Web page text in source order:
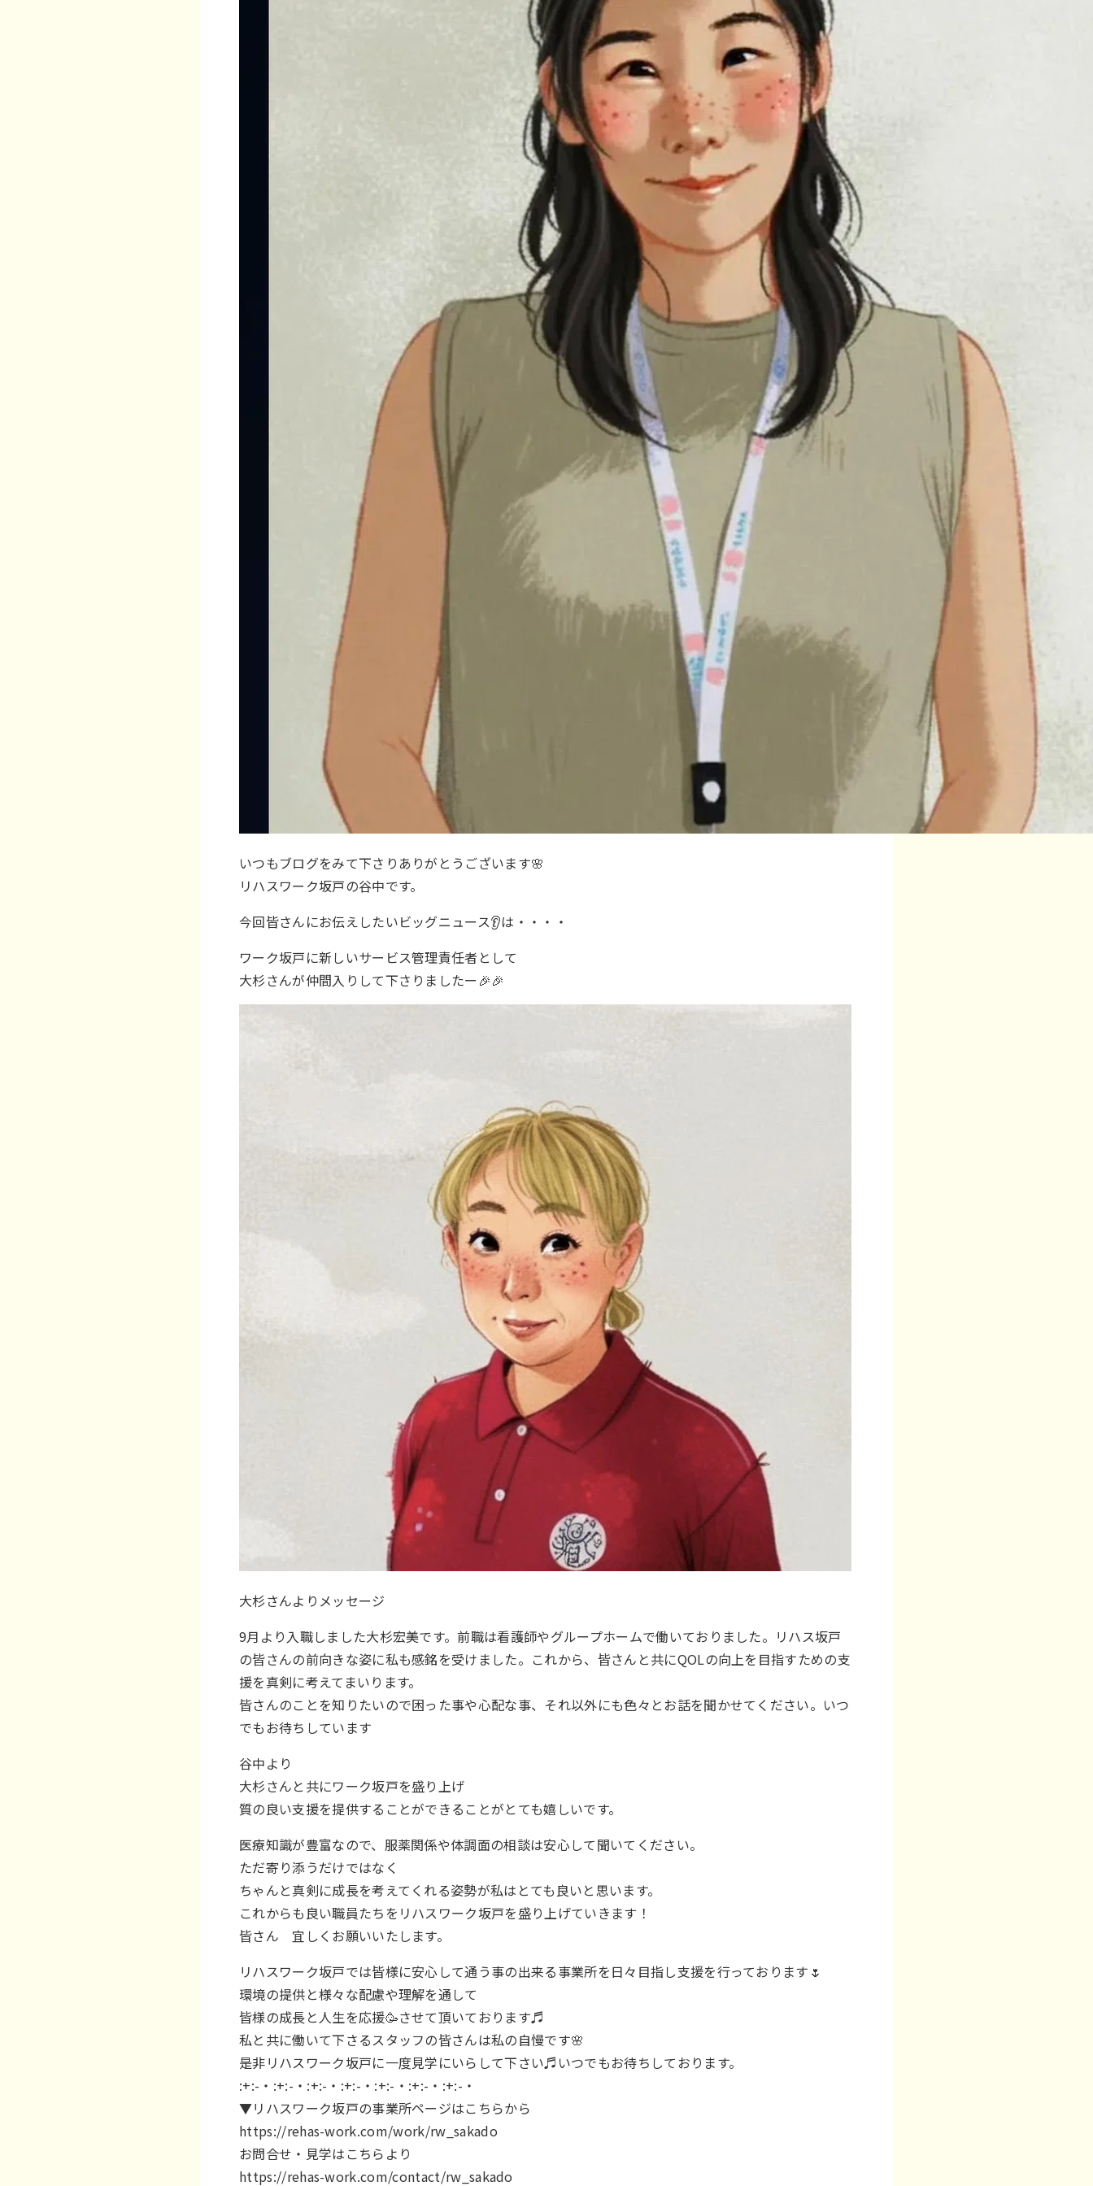
いつもブログをみて下さりありがとうございます🌸
リハスワーク坂戸の谷中です。
今回皆さんにお伝えしたいビッグニュース👂は・・・・
ワーク坂戸に新しいサービス管理責任者として
大杉さんが仲間入りして下さりましたー🎉🎉
大杉さんよりメッセージ
9月より入職しました大杉宏美です。前職は看護師やグループホームで働いておりました。リハス坂戸
の皆さんの前向きな姿に私も感銘を受けました。これから、皆さんと共にQOLの向上を目指すための支
援を真剣に考えてまいります。
皆さんのことを知りたいので困った事や心配な事、それ以外にも色々とお話を聞かせてください。いつ
でもお待ちしています
谷中より
大杉さんと共にワーク坂戸を盛り上げ
質の良い支援を提供することができることがとても嬉しいです。
医療知識が豊富なので、服薬関係や体調面の相談は安心して聞いてください。
ただ寄り添うだけではなく
ちゃんと真剣に成長を考えてくれる姿勢が私はとても良いと思います。
これからも良い職員たちをリハスワーク坂戸を盛り上げていきます！
皆さん 宜しくお願いいたします。
リハスワーク坂戸では皆様に安心して通う事の出来る事業所を日々目指し支援を行っております🌷
環境の提供と様々な配慮や理解を通して
皆様の成長と人生を応援🥳させて頂いております♬
私と共に働いて下さるスタッフの皆さんは私の自慢です🌸
是非リハスワーク坂戸に一度見学にいらして下さい♬いつでもお待ちしております。
:+:-・:+:-・:+:-・:+:-・:+:-・:+:-・:+:-・
▼リハスワーク坂戸の事業所ページはこちらから
https://rehas-work.com/work/rw_sakado
お問合せ・見学はこちらより
https://rehas-work.com/contact/rw_sakado